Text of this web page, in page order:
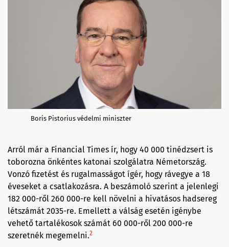
Boris Pistorius védelmi miniszter
Arról már a Financial Times ír, hogy 40 000 tinédzsert is
toborozna önkéntes katonai szolgálatra Németország.
Vonzó fizetést és rugalmasságot ígér, hogy rávegye a 18
éveseket a csatlakozásra. A beszámoló szerint a jelenlegi
182 000-ről 260 000-re kell növelni a hivatásos hadsereg
létszámát 2035-re. Emellett a válság esetén igénybe
vehető tartalékosok számát 60 000-ről 200 000-re
szeretnék megemelni.2